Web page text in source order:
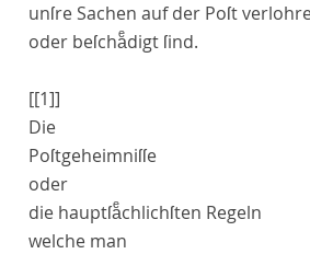
unſre Sachen auf der Poſt
oder beſchaͤdigt ſind.
[[1]]
Die
Poſtgeheimniſſe
oder
die hauptſaͤchlichſten Regeln
welche man